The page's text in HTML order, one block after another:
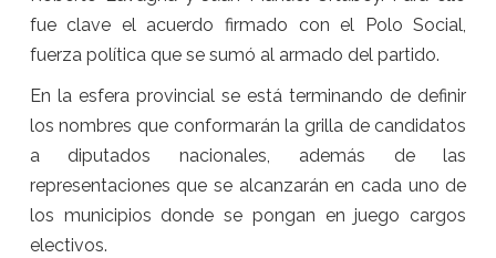
fue clave el acuerdo firmado con el Polo Social,
fuerza política que se sumó al armado del partido.
En la esfera provincial se está terminando de definir
los nombres que conformarán la grilla de candidatos
a diputados nacionales, además de las
representaciones que se alcanzarán en cada uno de
los municipios donde se pongan en juego cargos
electivos.